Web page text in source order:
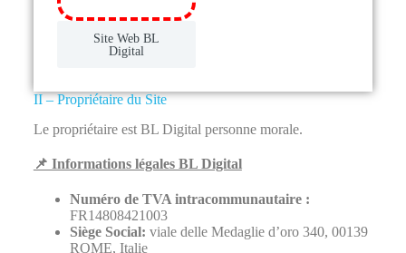
Site Web BL
Digital
II – Propriétaire du Site
Le propriétaire est BL Digital personne morale.
📌 Informations légales BL Digital
Numéro de TVA intracommunautaire :
FR14808421003
Siège Social: viale delle Medaglie d’oro 340, 00139
ROME, Italie